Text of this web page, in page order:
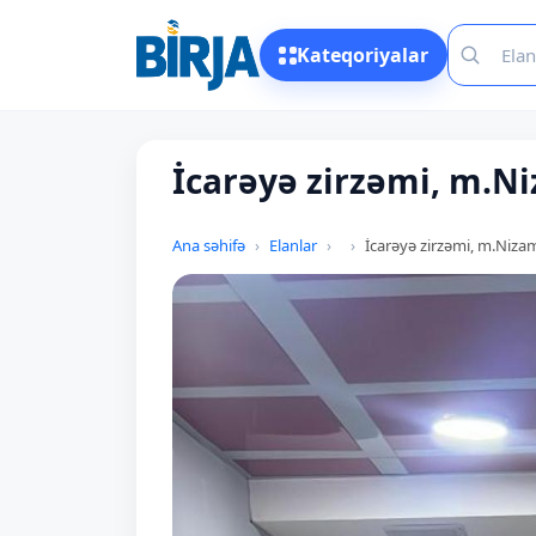
Kateqoriyalar
İcarəyə zirzəmi,
Ana səhifə Elanlar İcarəyə zirzəmi,